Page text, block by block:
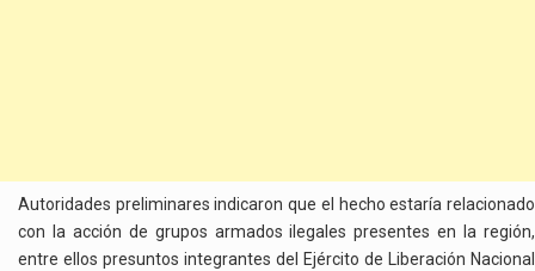
Autoridades preliminares indicaron que el hecho estaría relacionado
con la acción de grupos armados ilegales presentes en la región,
entre ellos presuntos integrantes del Ejército de Liberación Nacional